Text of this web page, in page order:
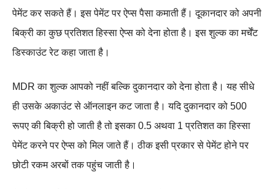
पेमेंट कर सकते हैं। इस पेमेंट पर ऐप्स पैसा कमाती हैं। दूकानदार को अपनी
बिक्री का कुछ प्रतिशत हिस्सा ऐप्स को देना होता है। इस शुल्क का मर्चेंट
डिस्काउंट रेट कहा जाता है।
MDR का शुल्क आपको नहीं बल्कि दुकानदार को देना होता है। यह सीधे
ही उसके अकाउंट से ऑनलाइन कट जाता है। यदि दुकानदार को 500
रूपए की बिक्री हो जाती है तो इसका 0.5 अथवा 1 प्रतिशत का हिस्सा
पेमेंट करने पर ऐप्स को मिल जाते हैं। ठीक इसी प्रकार से पेमेंट होने पर
छोटी रकम अरबों तक पहुंच जाती है।